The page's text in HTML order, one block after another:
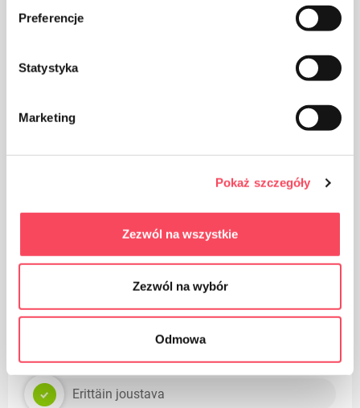
Preferencje
Statystyka
Marketing
Pokaż szczegóły
Zezwól na wszystkie
Zezwól na wybór
Odmowa
100 % kierrätetty ekologinen pakkaus, FSC ja
Blue Angel sertifioitu
Valmistettu kestävästä kolmikerroksisesta
Erittäin joustava